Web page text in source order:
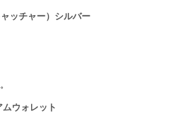
ッチャー）シルバー
ウォレット